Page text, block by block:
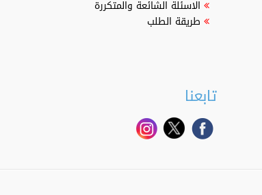
الاسئلة الشائعة والمتكررة
طريقة الطلب
تابعنا